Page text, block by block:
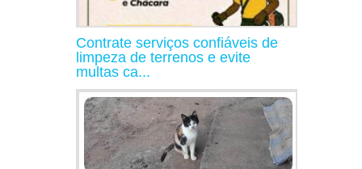
Contrate serviços confiáveis de
limpeza de terrenos e evite
multas ca...